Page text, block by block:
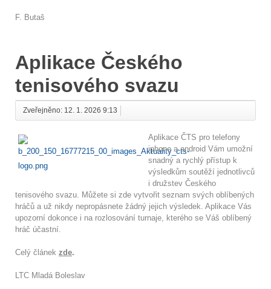
F. Butaš
Aplikace Českého
tenisového svazu
Zveřejněno: 12. 1. 2026 9:13
Aplikace ČTS pro telefony
iphone a android Vám umožní
snadný a rychlý přístup k
výsledkům soutěží jednotlivců
i družstev Českého
tenisového svazu. Můžete si zde vytvořit seznam svých oblíbených
hráčů a už nikdy nepropásnete žádný jejich výsledek. Aplikace Vás
upozorní dokonce i na rozlosování turnaje, kterého se Váš oblíbený
hráč účastní.
Celý článek zde.
LTC Mladá Boleslav